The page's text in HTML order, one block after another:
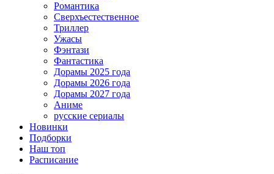
Романтика
Сверхъестественное
Триллер
Ужасы
Фэнтази
Фантастика
Дорамы 2025 года
Дорамы 2026 года
Дорамы 2027 года
Аниме
русские сериалы
Новинки
Подборки
Наш топ
Расписание